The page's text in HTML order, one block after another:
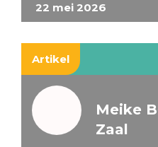
22 mei 2026
Artikel
Meike
Zaal